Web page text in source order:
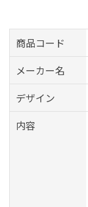
商品コード
メーカー名
デザイン
内容